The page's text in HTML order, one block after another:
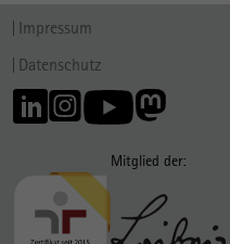
Impressum
Datenschutz
Mitglied der: